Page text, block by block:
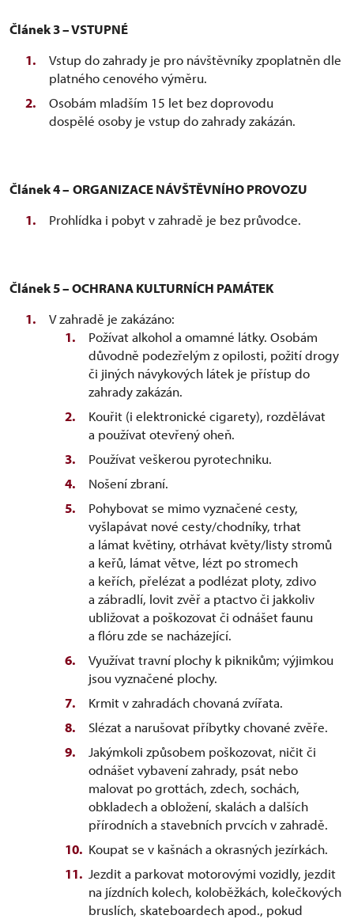
Článek 3 – VSTUPNÉ
Vstup do zahrady je pro návštěvníky zpoplatněn dle
platného cenového výměru.
Osobám mladším 15 let bez doprovodu
dospělé osoby je vstup do zahrady zakázán.
Článek 4 – ORGANIZACE NÁVŠTĚVNÍHO PROVOZU
Prohlídka i pobyt v zahradě je bez průvodce.
Článek 5 – OCHRANA KULTURNÍCH PAMÁTEK
V zahradě je zakázáno:
Požívat alkohol a omamné látky. Osobám
důvodně podezřelým z opilosti, požití drogy
či jiných návykových látek je přístup do
zahrady zakázán.
Kouřit (i elektronické cigarety), rozdělávat
a používat otevřený oheň.
Používat veškerou pyrotechniku.
Nošení zbraní.
Pohybovat se mimo vyznačené cesty,
vyšlapávat nové cesty/chodníky, trhat
a lámat květiny, otrhávat květy/listy stromů
a keřů, lámat větve, lézt po stromech
a keřích, přelézat a podlézat ploty, zdivo
a zábradlí, lovit zvěř a ptactvo či jakkoliv
ubližovat a poškozovat či odnášet faunu
a flóru zde se nacházející.
Využívat travní plochy k piknikům; výjimkou
jsou vyznačené plochy.
Krmit v zahradách chovaná zvířata.
Slézat a narušovat příbytky chované zvěře.
Jakýmkoli způsobem poškozovat, ničit či
odnášet vybavení zahrady, psát nebo
malovat po grottách, zdech, sochách,
obkladech a obložení, skalách a dalších
přírodních a stavebních prvcích v zahradě.
Koupat se v kašnách a okrasných jezírkách.
Jezdit a parkovat motorovými vozidly, jezdit
na jízdních kolech, koloběžkách, kolečkových
bruslích, skateboardech apod., pokud